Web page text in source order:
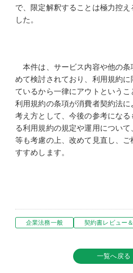
で、限定解釈することは極力控
した。
本件は、サービス内容や他の条
めて検討されており、利用規約
ているから一律にアウトというこ
利用規約の条項が消費者契約法
考え方として、今後の参考にな
る利用規約の規定や運用につい
等も考慮の上、改めて見直し、
すすめします。
企業法務一般 契約書レビュー
一覧へ戻る